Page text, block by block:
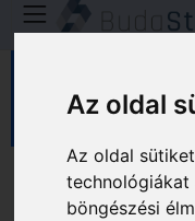
Az oldal
Az oldal
technológiákat
böngészési
Előtetők
Előtetők